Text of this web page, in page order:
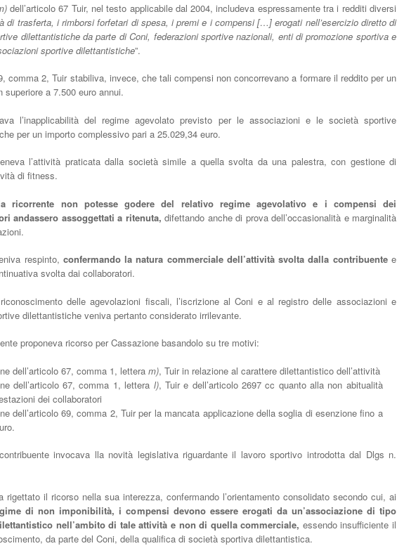
dell’articolo 67 Tuir, nel testo applicabile dal 2004, includeva espressamente tra i redditi diversi
di trasferta, i rimborsi forfetari di spesa, i premi e i compensi […] erogati nell’esercizio diretto di
dilettantistiche da parte di Coni, federazioni sportive nazionali, enti di promozione sportiva e
sportive dilettantistiche”.
comma 2, Tuir stabiliva, invece, che tali compensi non concorrevano a formare il reddito per un
superiore a 7.500 euro annui.
l’inapplicabilità del regime agevolato previsto per le associazioni e le società sportive
per un importo complessivo pari a 25.029,34 euro.
l’attività praticata dalla società simile a quella svolta da una palestra, con gestione di
di fitness.
ricorrente non potesse godere del relativo regime agevolativo e i compensi dei
andassero assoggettati a ritenuta, difettando anche di prova dell’occasionalità e marginalità
respinto, confermando la natura commerciale dell’attività svolta dalla contribuentee
svolta dai collaboratori.
delle agevolazioni fiscali, l’iscrizione al Coni e al registro delle associazioni e
dilettantistiche veniva pertanto considerato irrilevante.
proponeva ricorso per Cassazione basandolo su tre motivi:
dell’articolo 67, comma 1, lettera m), Tuir in relazione al carattere dilettantistico dell’attività
dell’articolo 67, comma 1, lettera l), Tuir e dell’articolo 2697 cc quanto alla non abitualità
dei collaboratori
dell’articolo 69, comma 2, Tuir per la mancata applicazione della soglia di esenzione fino a
invocava lla novità legislativa riguardante il lavoro sportivo introdotta dal Dlgs n.
rigettato il ricorso nella sua interezza, confermando l’orientamento consolidato secondo cui, ai
di non imponibilità, i compensi devono essere erogati da un’associazione di tipo
nell’ambito di tale attività e non di quella commerciale, essendo insufficiente il
da parte del Coni, della qualifica di società sportiva dilettantistica.